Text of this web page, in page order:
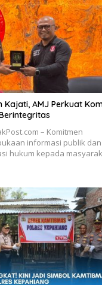
Kajati, AMJ Perkuat
– Komitmen
informasi publik dan
hukum kepada